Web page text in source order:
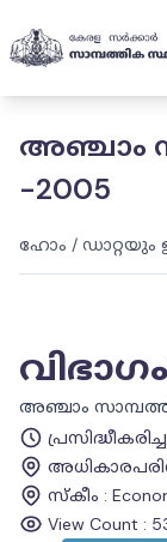
അഞ്ചാം
-2005
ഹോം / ഡാറ്റയും
വിഭാഗം
അഞ്ചാം
സ്കീം :
View Count :